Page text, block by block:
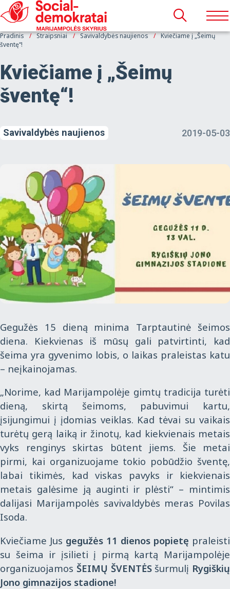
Pradinis Straipsniai Savivaldybės naujienos
Kviečiame į „Šeimų
šventę“!
Kviečiame į „Šeimų
šventę“!
Savivaldybės naujienos 2019-05-03
Gegužės 15 dieną minima Tarptautinė šeimos
diena. Kiekvienas iš mūsų gali patvirtinti, kad
šeima yra gyvenimo lobis, o laikas praleistas katu
– neįkainojamas.
„Norime, kad Marijampolėje gimtų tradicija turėti
dieną, skirtą šeimoms, pabuvimui kartu,
įsijungimui į įdomias veiklas. Kad tėvai su vaikais
turėtų gerą laiką ir žinotų, kad kiekvienais metais
vyks renginys skirtas būtent jiems. Šie metai
pirmi, kai organizuojame tokio pobūdžio šventę,
labai tikimės, kad viskas pavyks ir kiekvienais
metais galėsime ją auginti ir plėsti“ – mintimis
dalijasi Marijampolės savivaldybės meras Povilas
Isoda.
Kviečiame Jus gegužės 11 dienos popietę praleisti
su šeima ir įsilieti į pirmą kartą Marijampolėje
organizuojamos ŠEIMŲ ŠVENTĖSšurmulį Rygiškių
Jono gimnazijos stadione!